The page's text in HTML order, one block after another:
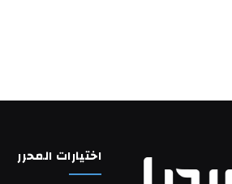
اختيارات المحرر